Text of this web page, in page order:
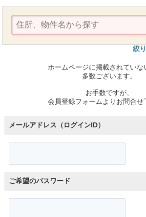
絞
ホームページに掲載されていな
多数ございます。
お手数ですが、
会員登録フォームよりお問合せ
メールアドレス（ログインID）
ご希望のパスワード